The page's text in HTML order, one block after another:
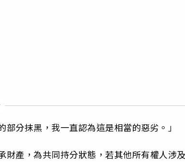
分抹黑，我一直認為這是相當的惡劣。」
財產，為共同持分狀態，若其他所有權人涉